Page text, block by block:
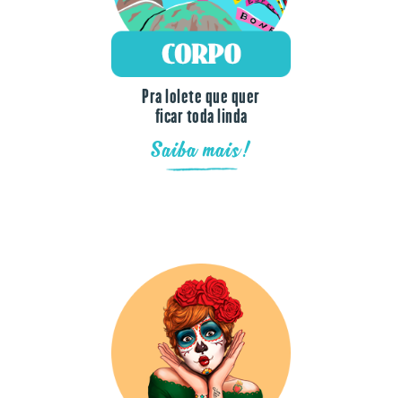
Pra lolete que quer
ficar toda linda
Saiba mais!